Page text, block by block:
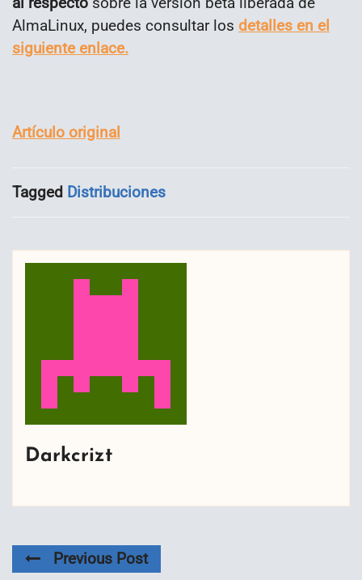
AlmaLinux, puedes consultar los detalles en el
siguiente enlace.
Artículo original
Tagged Distribuciones
Darkcrizt
Previous Post